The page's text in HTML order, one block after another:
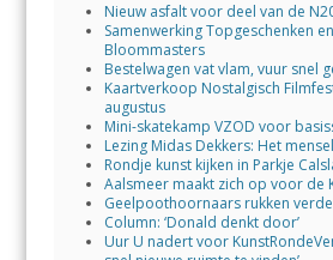
Nieuw asfalt voor deel van de
Samenwerking Topgeschenken
Bloommasters
Bestelwagen vat vlam, vuur snel
Kaartverkoop Nostalgisch
augustus
Mini-skatekamp VZOD voor
Lezing Midas Dekkers: Het
Rondje kunst kijken in Parkje
Aalsmeer maakt zich op voor de
Geelpoothoornaars rukken
Column: ‘Donald denkt door’
Uur U nadert voor